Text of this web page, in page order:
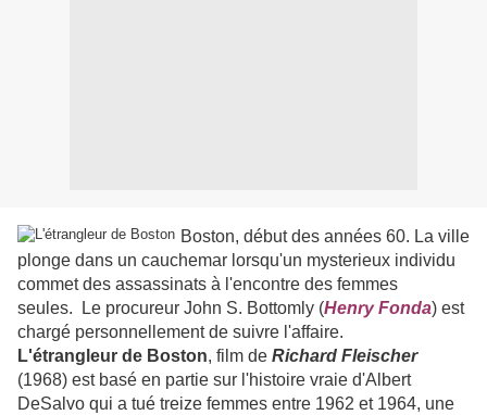
Boston, début des années 60. La ville
plonge dans un cauchemar lorsqu'un mysterieux individu
commet des assassinats à l'encontre des femmes
seules. Le procureur John S. Bottomly (Henry Fonda) est
chargé personnellement de suivre l'affaire.
L'étrangleur de Boston, film de Richard Fleischer
(1968) est basé en partie sur l'histoire vraie d'Albert
DeSalvo qui a tué treize femmes entre 1962 et 1964, une